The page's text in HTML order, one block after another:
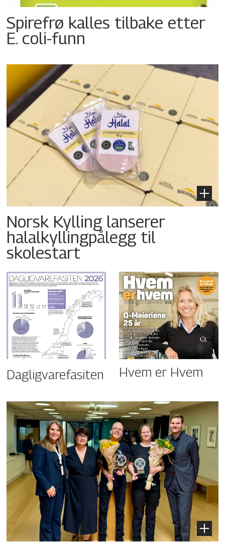
Spirefrø kalles tilbake etter
E. coli-funn
Norsk Kylling lanserer
halalkyllingpålegg til
skolestart
Dagligvarefasiten Hvem er Hvem